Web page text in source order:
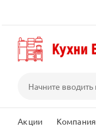
Акции Компания